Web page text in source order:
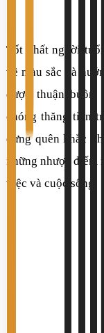
Tốt nhất người
về màu sắc và
được thuận buồn
chóng thăng tiến
đừng quên khắc
những nhược điểm
việc và cuộc sống.